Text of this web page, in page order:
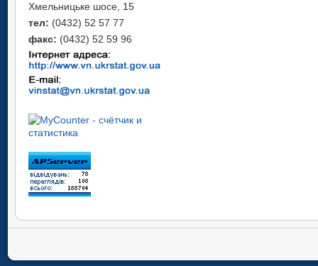
Хмельницьке шосе, 15
тел: (0432) 52 57 77
факс: (0432) 52 59 96